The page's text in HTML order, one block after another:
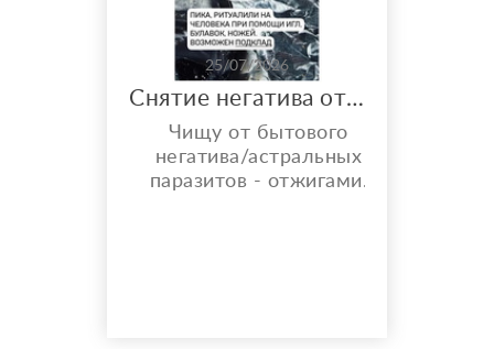
25/07/2026
Снятие негатива отжигами
Чищу от бытового
негатива/астральных
паразитов - отжигами.